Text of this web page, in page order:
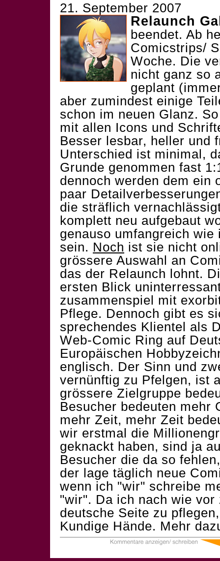
21. September 2007
Relaunch
beendet. Ab
Comicstrips/
Woche. Die
nicht ganz so
geplant
aber zumindest einige
schon im neuen Glanz.
mit allen Icons und
Besser lesbar, heller und
Unterschied ist minimal,
Grunde genommen fast
dennoch werden dem ein
paar
die sträflich
komplett neu aufgebaut
genauso umfangreich
sein. Noch ist sie nicht
grössere Auswahl an
das der Relaunch lohnt.
ersten Blick
zusammenspiel mit
Pflege. Dennoch gibt es
sprechendes Klientel als
Web-Comic Ring auf
Europäischen
englisch. Der Sinn und
vernünftig zu Pfelgen, ist
grössere Zielgruppe
Besucher bedeuten mehr
mehr Zeit, mehr Zeit
wir erstmal die
geknackt haben, sind ja
Besucher die da so
der lage täglich neue
wenn ich "wir" schreibe
"wir". Da ich nach wie
deutsche Seite zu
Kundige Hände. Mehr